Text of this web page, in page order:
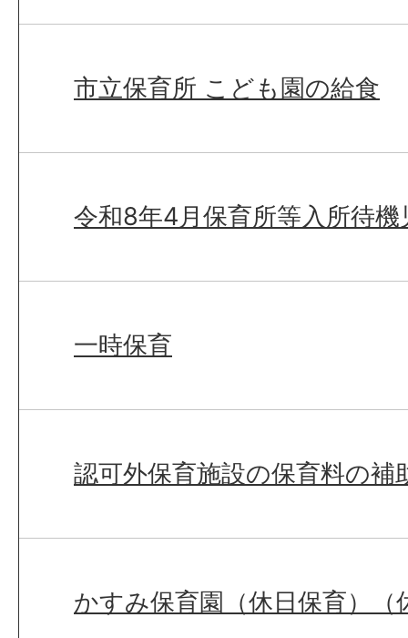
市立保育所 こども園の給食
令和8年4月保育所等入所待機
一時保育
認可外保育施設の保育料の補
かすみ保育園（休日保育）（